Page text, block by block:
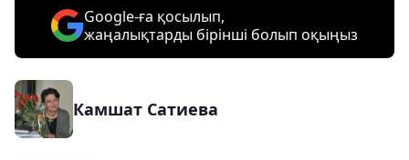
Google-ға қосылып,
жаңалықтарды бірінші болып оқыңыз
Камшат Сатиева